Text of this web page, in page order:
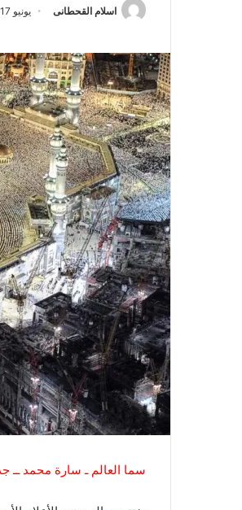
اسلام القحطانى يونيو 17, 2026
سما العالم ـ سارة محمد ــ